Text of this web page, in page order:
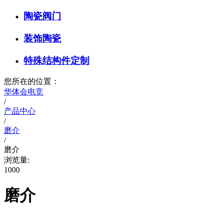
陶瓷阀门
装饰陶瓷
特殊结构件定制
您所在的位置：
华体会电竞
/
产品中心
/
磨介
/
磨介
浏览量:
1000
磨介